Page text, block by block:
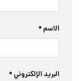
الاسم*
البريد الإلكتروني*